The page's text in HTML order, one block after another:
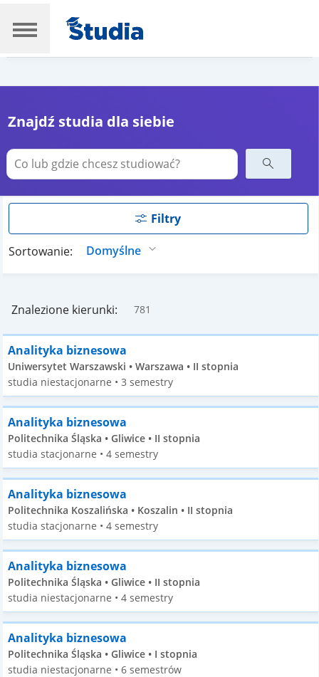
Znajdź studia dla siebie
Filtry
Sortowanie:
Znalezione kierunki: 781
Analityka biznesowa
Uniwersytet Warszawski • Warszawa • II stopnia
studia niestacjonarne • 3 semestry
Analityka biznesowa
Politechnika Śląska • Gliwice • II stopnia
studia stacjonarne • 4 semestry
Analityka biznesowa
Politechnika Koszalińska • Koszalin • II stopnia
studia stacjonarne • 4 semestry
Analityka biznesowa
Politechnika Śląska • Gliwice • II stopnia
studia niestacjonarne • 4 semestry
Analityka biznesowa
Politechnika Śląska • Gliwice • I stopnia
studia niestacjonarne • 6 semestrów